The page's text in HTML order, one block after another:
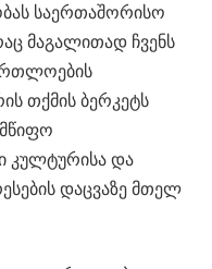
საერთაშორისო
მაგალითად ჩვენს
თქმის ბერკეტს
კულტურისა და
დაცვაზე მთელ